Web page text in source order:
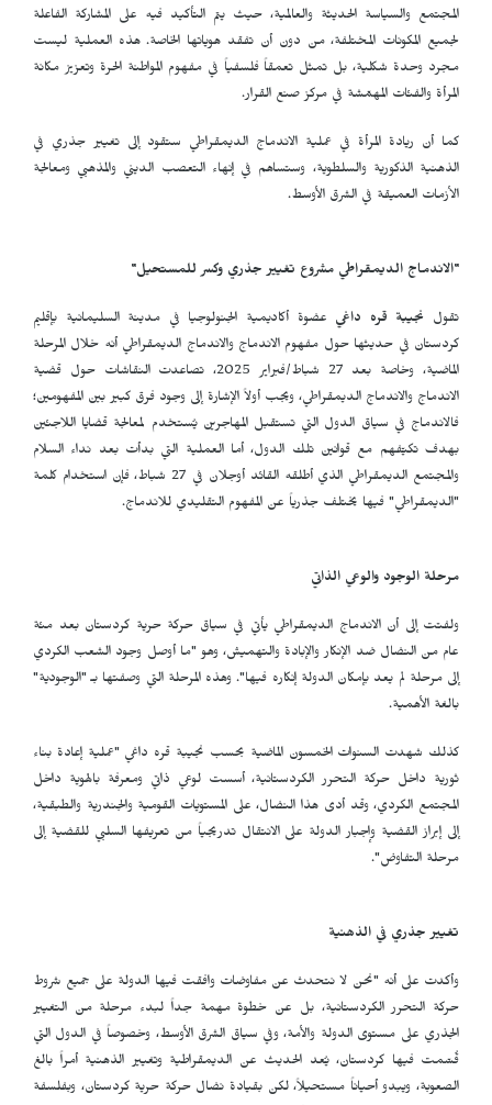
المجتمع والسياسة الحديثة والعالمية، حيث يتم التأكيد فيه على المشاركة الفاعلة
لجميع المكونات المختلفة، من دون أن تفقد هوياتها الخاصة. هذه العملية ليست
مجرد وحدة شكلية، بل تمثل تعمقاً فلسفياً في مفهوم المواطنة الحرة وتعزيز مكانة
المرأة والفئات المهمّشة في مركز صنع القرار.
كما أن ريادة المرأة في عملية الاندماج الديمقراطي ستقود إلى تغيير جذري في
الذهنية الذكورية والسلطوية، وستساهم في إنهاء التعصب الديني والمذهبي ومعالجة
الأزمات العميقة في الشرق الأوسط.
"الاندماج الديمقراطي مشروع تغيير جذري وكسر للمستحيل"
تقول نجيبة قره داغي عضوة أكاديمية الجنولوجيا في مدينة السليمانية بإقليم
كردستان في حديثها حول مفهوم الاندماج والاندماج الديمقراطي أنه خلال المرحلة
الماضية، وخاصة بعد 27 شباط/فبراير 2025، تصاعدت النقاشات حول قضية
الاندماج والاندماج الديمقراطي، ويجب أولاً الإشارة إلى وجود فرق كبير بين المفهومين؛
فالاندماج في سياق الدول التي تستقبل المهاجرين يُستخدم لمعالجة قضايا اللاجئين
بهدف تكيّفهم مع قوانين تلك الدول، أما العملية التي بدأت بعد نداء السلام
والمجتمع الديمقراطي الذي أطلقه القائد أوجلان في 27 شباط، فإن استخدام كلمة
"الديمقراطي" فيها يختلف جذرياً عن المفهوم التقليدي للاندماج.
مرحلة الوجود والوعي الذاتي
ولفتت إلى أن الاندماج الديمقراطي يأتي في سياق حركة حرية كردستان بعد مئة
عام من النضال ضد الإنكار والإبادة والتهميش، وهو "ما أوصل وجود الشعب الكردي
إلى مرحلة لم يعد بإمكان الدولة إنكاره فيها". وهذه المرحلة التي وصفتها بـ "الوجودية"
بالغة الأهمية.
كذلك شهدت السنوات الخمسون الماضية بحسب نجيبة قره داغي "عملية إعادة بناء
ثورية داخل حركة التحرر الكردستانية، أسست لوعي ذاتي ومعرفة بالهوية داخل
المجتمع الكردي، وقد أدى هذا النضال، على المستويات القومية والجندرية والطبقية،
إلى إبراز القضية وإجبار الدولة على الانتقال تدريجياً من تعريفها السلبي للقضية إلى
مرحلة التفاوض".
تغيير جذري في الذهنية
وأكدت على أنه "نحن لا نتحدث عن مفاوضات وافقت فيها الدولة على جميع شروط
حركة التحرر الكردستانية، بل عن خطوة مهمة جداً لبدء مرحلة من التغيير
الجذري على مستوى الدولة والأمة، وفي سياق الشرق الأوسط، وخصوصاً في الدول التي
قُسّمت فيها كردستان، يُعد الحديث عن الديمقراطية وتغيير الذهنية أمراً بالغ
الصعوبة، ويبدو أحياناً مستحيلاً، لكن بقيادة نضال حركة حرية كردستان، وبفلسفة